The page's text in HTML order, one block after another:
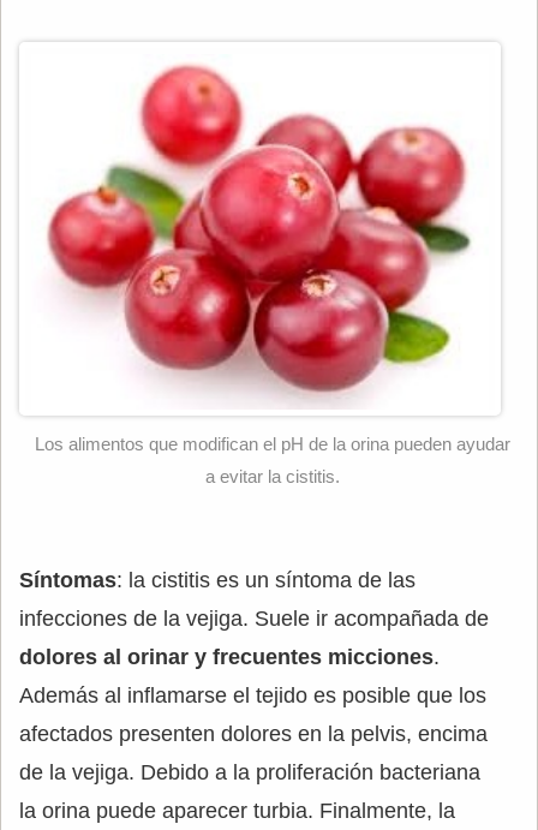
Los alimentos que modifican el pH de la orina pueden ayudar
a evitar la cistitis.
Síntomas: la cistitis es un síntoma de las
infecciones de la vejiga. Suele ir acompañada de
dolores al orinar y frecuentes micciones.
Además al inflamarse el tejido es posible que los
afectados presenten dolores en la pelvis, encima
de la vejiga. Debido a la proliferación bacteriana
la orina puede aparecer turbia. Finalmente, la